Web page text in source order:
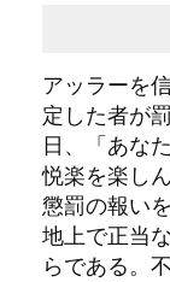
アッラーを
定した者が
日、「あな
悦楽を楽し
懲罰の報い
地上で正当
らである。